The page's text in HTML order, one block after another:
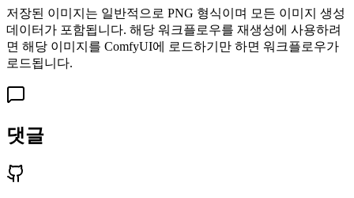
저장된 이미지는 일반적으로 PNG 형식이며 모든 이미지 생성
데이터가 포함됩니다. 해당 워크플로우를 재생성에 사용하려
면 해당 이미지를 ComfyUI에 로드하기만 하면 워크플로우가
로드됩니다.
댓글